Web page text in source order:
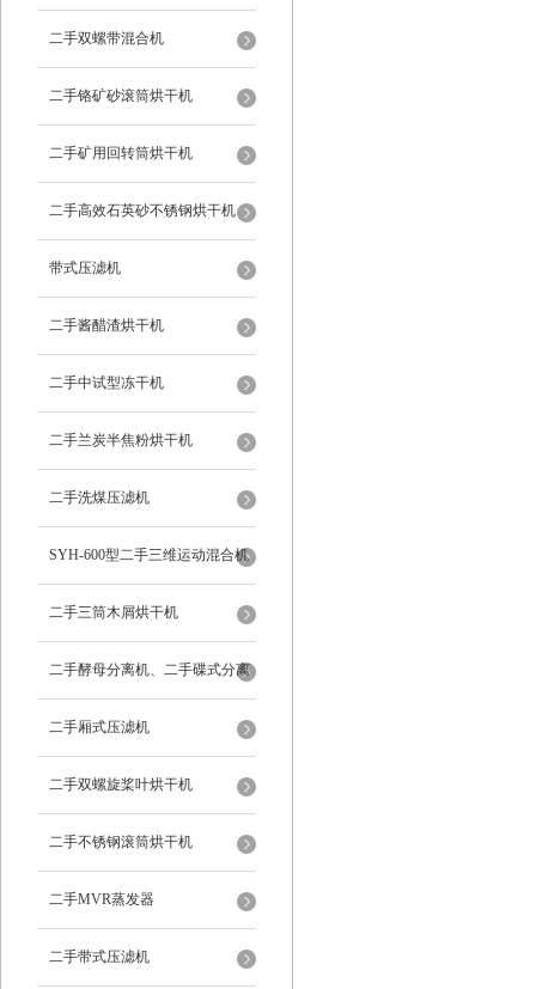
二手双螺带混合机
二手铬矿砂滚筒烘干机
二手矿用回转筒烘干机
二手高效石英砂不锈钢烘干机
带式压滤机
二手酱醋渣烘干机
二手中试型冻干机
二手兰炭半焦粉烘干机
二手洗煤压滤机
SYH-600型二手三维运动混合机
二手三筒木屑烘干机
二手酵母分离机、二手碟式分离
机
二手厢式压滤机
二手双螺旋桨叶烘干机
二手不锈钢滚筒烘干机
二手MVR蒸发器
二手带式压滤机